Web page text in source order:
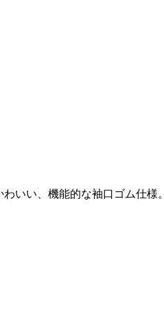
いい、機能的な袖口ゴム仕様。